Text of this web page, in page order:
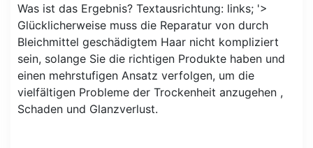
Was ist das Ergebnis? Textausrichtung: links; '>
Glücklicherweise muss die Reparatur von durch
Bleichmittel geschädigtem Haar nicht kompliziert
sein, solange Sie die richtigen Produkte haben und
einen mehrstufigen Ansatz verfolgen, um die
vielfältigen Probleme der Trockenheit anzugehen ,
Schaden und Glanzverlust.